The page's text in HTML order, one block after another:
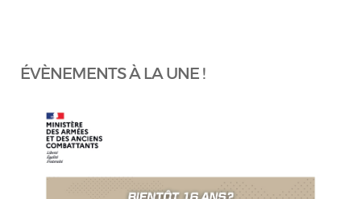
ÉVÈNEMENTS À LA UNE !